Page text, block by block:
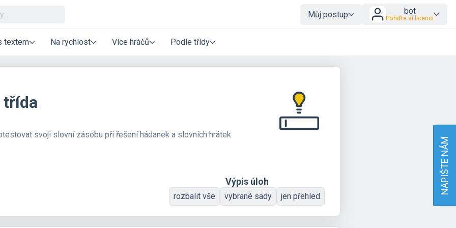
Můj postup bot
Pořiďte si licenci
textem Na rychlost Více hráčů Podle třídy
třída
svoji slovní zásobu při řešení hádanek a slovních hrátek
Výpis úloh
rozbalit vše vybrané sady jen přehled
NAPIŠTE NÁM